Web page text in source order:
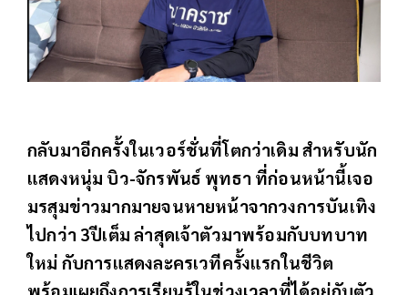
กลับมาอีกครั้งในเวอร์ชั่นที่โตกว่าเดิม สำหรับนัก
แสดงหนุ่ม บิว-จักรพันธ์ พุทธา ที่ก่อนหน้านี้เจอ
มรสุมข่าวมากมายจนหายหน้าจากวงการบันเทิง
ไปกว่า 3ปีเต็ม ล่าสุดเจ้าตัวมาพร้อมกับบทบาท
ใหม่ กับการแสดงละครเวทีครั้งแรกในชีวิต
พร้อมเผยถึงการเรียนรู้ในช่วงเวลาที่ได้อยู่กับตัว